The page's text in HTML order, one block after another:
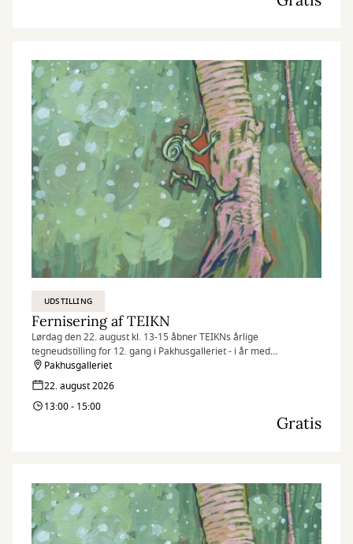
UDSTILLING
Fernisering af TEIKN
Lørdag den 22. august kl. 13-15 åbner TEIKNs årlige
tegneudstilling for 12. gang i Pakhusgalleriet - i år med
udstillingen Vinger der bestøver.
Pakhusgalleriet
22. august 2026
13:00 - 15:00
Gratis